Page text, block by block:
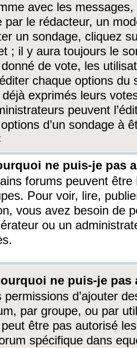
avec les
par le rédacteur, un
un sondage, cliquez
; il y aura toujours le
donné de vote, les
chaque options du
déjà exprimés leurs
peuvent
d’un sondage à
ne puis-je pas
forums peuvent être
Pour voir, lire,
vous avez besoin de
ou un
ne puis-je
permissions d’ajouter
par groupe, ou par
peut être pas autorisé
spécifique dans